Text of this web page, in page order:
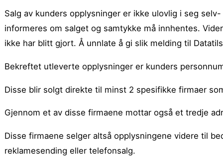
Salg av kunders opplysninger er ikke ulovlig i seg
informeres om salget og samtykke må innhentes.
ikke har blitt gjort. Å unnlate å gi slik melding til
Bekreftet utleverte opplysninger er kunders
Disse blir solgt direkte til minst 2 spesifikke firmaer
Gjennom et av disse firmaene mottar også et tredje
Disse firmaene selger altså opplysningene videre til
reklamesending eller telefonsalg.